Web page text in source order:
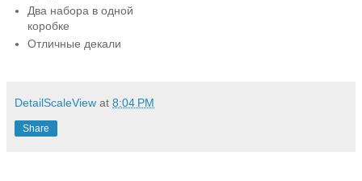
Два набора в одной
коробке
Отличные декали
DetailScaleView at 8:04 PM
Share